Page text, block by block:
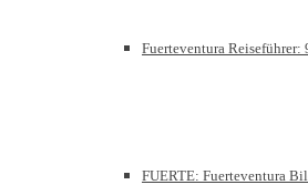
Fuerteventura
FUERTE: Fuerteventura